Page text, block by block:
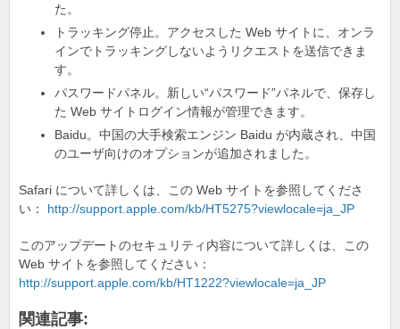
た。
トラッキング停止。アクセスした Web サイトに、オンラ
インでトラッキングしないようリクエストを送信できま
す。
パスワードパネル。新しい“パスワード”パネルで、保存し
た Web サイトログイン情報が管理できます。
Baidu。中国の大手検索エンジン Baidu が内蔵され、中国
のユーザ向けのオプションが追加されました。
Safari について詳しくは、この Web サイトを参照してくださ
い： http://support.apple.com/kb/HT5275?viewlocale=ja_JP
このアップデートのセキュリティ内容について詳しくは、この
Web サイトを参照してください：
http://support.apple.com/kb/HT1222?viewlocale=ja_JP
関連記事: